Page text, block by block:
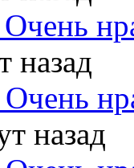
назад
назад